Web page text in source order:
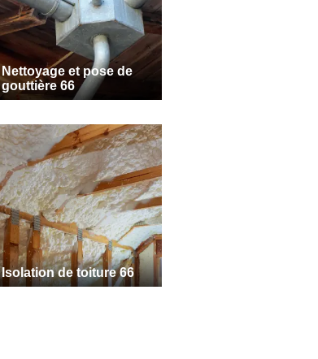
Nettoyage et pose de
gouttière 66
Isolation de toiture 66